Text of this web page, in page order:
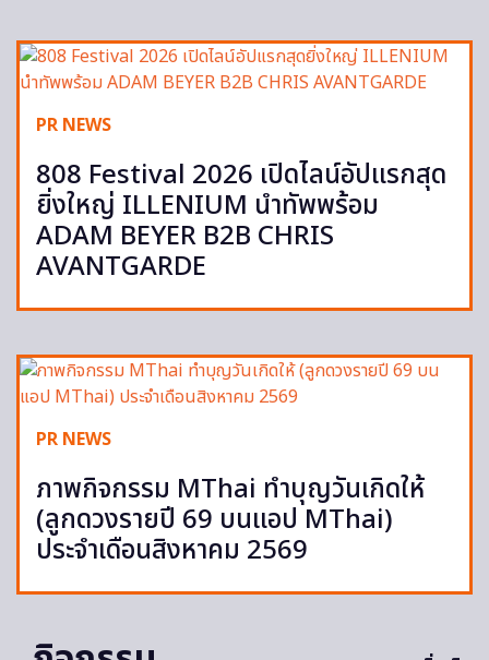
PR NEWS
808 Festival 2026 เปิดไลน์อัปแรกสุด
ยิ่งใหญ่ ILLENIUM นำทัพพร้อม
ADAM BEYER B2B CHRIS
AVANTGARDE
PR NEWS
ภาพกิจกรรม MThai ทำบุญวันเกิดให้
(ลูกดวงรายปี 69 บนแอป MThai)
ประจำเดือนสิงหาคม 2569